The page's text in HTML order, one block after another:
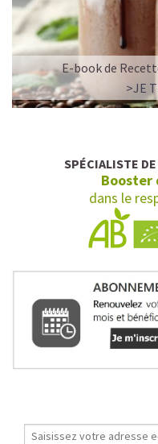
E-book de
>JE
SPÉCIALISTE
Booster
dans le